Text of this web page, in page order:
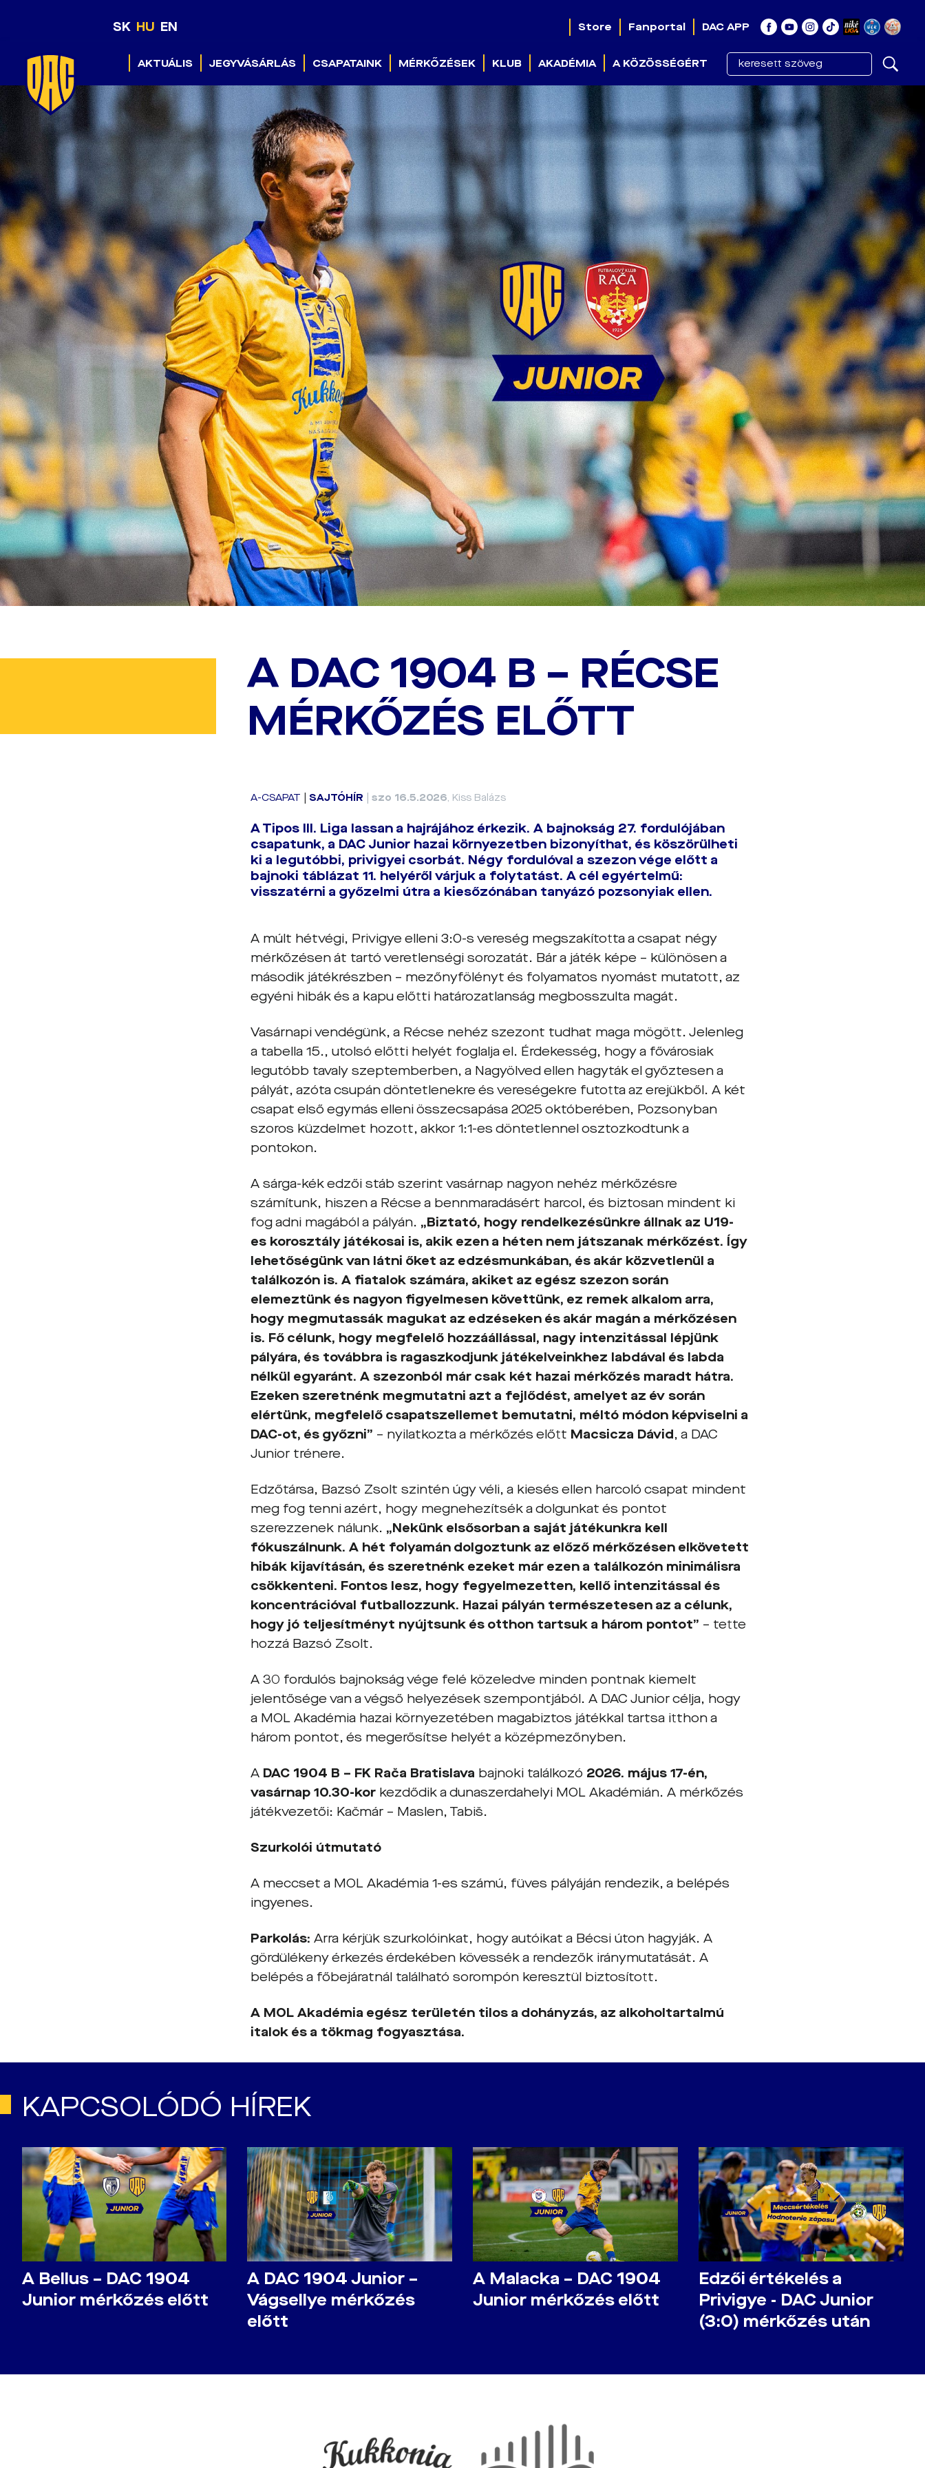
SK HU EN Store Fanportal DAC APP
AKTUÁLIS JEGYVÁSÁRLÁS CSAPATAINK MÉRKŐZÉSEK KLUB AKADÉMIA A KÖZÖSSÉGÉRT
A DAC 1904 B – RÉCSE
MÉRKŐZÉS ELŐTT
A-CSAPAT |SAJTÓHÍR |szo 16.5.2026, Kiss Balázs
A Tipos III. Liga lassan a hajrájához érkezik. A bajnokság 27. fordulójában
csapatunk, a DAC Junior hazai környezetben bizonyíthat, és köszörülheti
ki a legutóbbi, privigyei csorbát. Négy fordulóval a szezon vége előtt a
bajnoki táblázat 11. helyéről várjuk a folytatást. A cél egyértelmű:
visszatérni a győzelmi útra a kiesőzónában tanyázó pozsonyiak ellen.
A múlt hétvégi, Privigye elleni 3:0-s vereség megszakította a csapat négy
mérkőzésen át tartó veretlenségi sorozatát. Bár a játék képe – különösen a
második játékrészben – mezőnyfölényt és folyamatos nyomást mutatott, az
egyéni hibák és a kapu előtti határozatlanság megbosszulta magát.
Vasárnapi vendégünk, a Récse nehéz szezont tudhat maga mögött. Jelenleg
a tabella 15., utolsó előtti helyét foglalja el. Érdekesség, hogy a fővárosiak
legutóbb tavaly szeptemberben, a Nagyölved ellen hagyták el győztesen a
pályát, azóta csupán döntetlenekre és vereségekre futotta az erejükből. A két
csapat első egymás elleni összecsapása 2025 októberében, Pozsonyban
szoros küzdelmet hozott, akkor 1:1-es döntetlennel osztozkodtunk a
pontokon.
A sárga-kék edzői stáb szerint vasárnap nagyon nehéz mérkőzésre
számítunk, hiszen a Récse a bennmaradásért harcol, és biztosan mindent ki
fog adni magából a pályán. „Biztató, hogy rendelkezésünkre állnak az U19-
es korosztály játékosai is, akik ezen a héten nem játszanak mérkőzést. Így
lehetőségünk van látni őket az edzésmunkában, és akár közvetlenül a
találkozón is. A fiatalok számára, akiket az egész szezon során
elemeztünk és nagyon figyelmesen követtünk, ez remek alkalom arra,
hogy megmutassák magukat az edzéseken és akár magán a mérkőzésen
is. Fő célunk, hogy megfelelő hozzáállással, nagy intenzitással lépjünk
pályára, és továbbra is ragaszkodjunk játékelveinkhez labdával és labda
nélkül egyaránt. A szezonból már csak két hazai mérkőzés maradt hátra.
Ezeken szeretnénk megmutatni azt a fejlődést, amelyet az év során
elértünk, megfelelő csapatszellemet bemutatni, méltó módon képviselni a
DAC-ot, és győzni” – nyilatkozta a mérkőzés előtt Macsicza Dávid, a DAC
Junior trénere.
Edzőtársa, Bazsó Zsolt szintén úgy véli, a kiesés ellen harcoló csapat mindent
meg fog tenni azért, hogy megnehezítsék a dolgunkat és pontot
szerezzenek nálunk. „Nekünk elsősorban a saját játékunkra kell
fókuszálnunk. A hét folyamán dolgoztunk az előző mérkőzésen elkövetett
hibák kijavításán, és szeretnénk ezeket már ezen a találkozón minimálisra
csökkenteni. Fontos lesz, hogy fegyelmezetten, kellő intenzitással és
koncentrációval futballozzunk. Hazai pályán természetesen az a célunk,
hogy jó teljesítményt nyújtsunk és otthon tartsuk a három pontot” – tette
hozzá Bazsó Zsolt.
A 30 fordulós bajnokság vége felé közeledve minden pontnak kiemelt
jelentősége van a végső helyezések szempontjából. A DAC Junior célja, hogy
a MOL Akadémia hazai környezetében magabiztos játékkal tartsa itthon a
három pontot, és megerősítse helyét a középmezőnyben.
A DAC 1904 B – FK Rača Bratislava bajnoki találkozó 2026. május 17-én,
vasárnap 10.30-kor kezdődik a dunaszerdahelyi MOL Akadémián. A mérkőzés
játékvezetői: Kačmár – Maslen, Tabiš.
Szurkolói útmutató
A meccset a MOL Akadémia 1-es számú, füves pályáján rendezik, a belépés
ingyenes.
Parkolás: Arra kérjük szurkolóinkat, hogy autóikat a Bécsi úton hagyják. A
gördülékeny érkezés érdekében kövessék a rendezők iránymutatását. A
belépés a főbejáratnál található sorompón keresztül biztosított.
A MOL Akadémia egész területén tilos a dohányzás, az alkoholtartalmú
italok és a tökmag fogyasztása.
KAPCSOLÓDÓ HÍREK
A Bellus – DAC 1904
Junior mérkőzés előtt
A DAC 1904 Junior –
Vágsellye mérkőzés
előtt
A Malacka – DAC 1904
Junior mérkőzés előtt
Edzői értékelés a
Privigye - DAC Junior
(3:0) mérkőzés után